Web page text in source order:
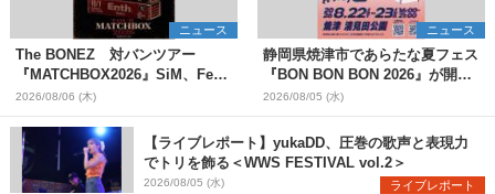
ニュース
The BONEZ 対バンツアー
『MATCHBOX2026』SiM、Fear,
and Loathing in Las Vegasら対
バンアーティストを一斉解禁
2026/08/06 (木)
ニュース
静岡県焼津市であらたな夏フェス
『BON BON BON 2026』が開
催 音楽ライブ×盆踊り×DJ×屋台
グルメ×ランタンナイトで彩る2日
間
2026/08/05 (水)
【ライブレポート】yukaDD、圧巻の歌声と表現力
でトリを飾る＜WWS FESTIVAL vol.2＞
2026/08/05 (水) ライブレポート